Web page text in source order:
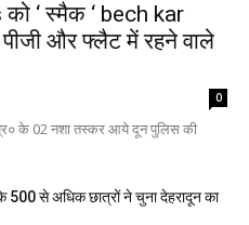
‘ स्मैक ‘ bech kar
और फ्लैट में रहने वाले
0
के 02 नशा तस्कर आये दून पुलिस की
के 500 से अधिक छात्रों ने चुना देहरादून का